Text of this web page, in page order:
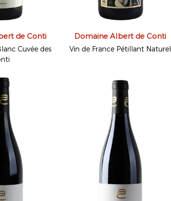
de Conti
Cuvée des
Domaine Albert de Conti
Vin de France Pétillant Naturel